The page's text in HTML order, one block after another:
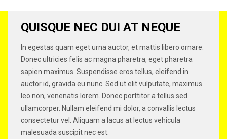
QUISQUE NEC DUI AT NEQUE
In egestas quam eget urna auctor, et mattis libero ornare.
Donec ultricies felis ac magna pharetra, eget pharetra
sapien maximus. Suspendisse eros tellus, eleifend in
auctor id, gravida eu nunc. Sed ut elit vulputate, maximus
leo non, venenatis lorem. Donec porttitor a tellus sed
ullamcorper. Nullam eleifend mi dolor, a convallis lectus
consectetur vel. Aliquam a lacus at lectus vehicula
malesuada suscipit nec est.